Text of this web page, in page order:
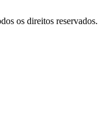
os direitos reservados.